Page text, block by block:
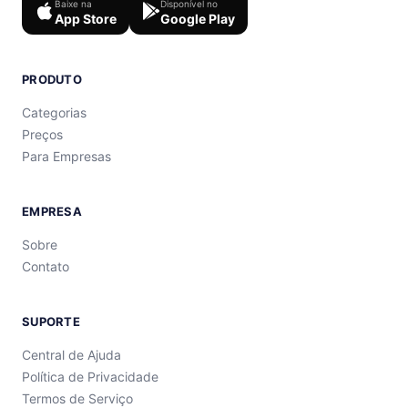
Baixe na
App Store
Disponível no
Google Play
PRODUTO
Categorias
Preços
Para Empresas
EMPRESA
Sobre
Contato
SUPORTE
Central de Ajuda
Política de Privacidade
Termos de Serviço